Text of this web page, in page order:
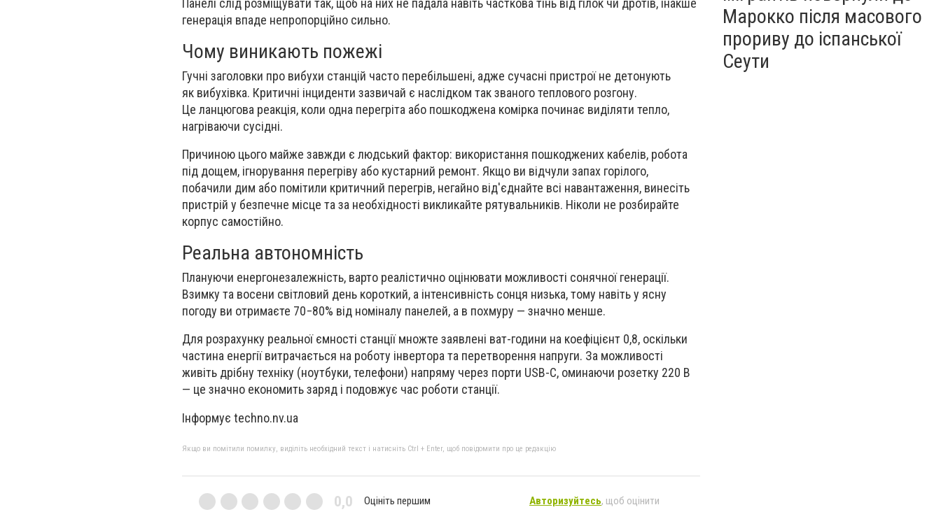
генерація впаде непропорційно сильно.
Чому виникають пожежі
Гучні заголовки про вибухи станцій часто перебільшені, адже сучасні пристрої не детонують
як вибухівка. Критичні інциденти зазвичай є наслідком так званого теплового розгону.
Це ланцюгова реакція, коли одна перегріта або пошкоджена комірка починає виділяти тепло,
нагріваючи сусідні.
Причиною цього майже завжди є людський фактор: використання пошкоджених кабелів, робота
під дощем, ігнорування перегріву або кустарний ремонт. Якщо ви відчули запах горілого,
побачили дим або помітили критичний перегрів, негайно від'єднайте всі навантаження, винесіть
пристрій у безпечне місце та за необхідності викликайте рятувальників. Ніколи не розбирайте
корпус самостійно.
Реальна автономність
Плануючи енергонезалежність, варто реалістично оцінювати можливості сонячної генерації.
Взимку та восени світловий день короткий, а інтенсивність сонця низька, тому навіть у ясну
погоду ви отримаєте 70−80% від номіналу панелей, а в похмуру — значно менше.
Для розрахунку реальної ємності станції множте заявлені ват-години на коефіцієнт 0,8, оскільки
частина енергії витрачається на роботу інвертора та перетворення напруги. За можливості
живіть дрібну техніку (ноутбуки, телефони) напряму через порти USB-C, оминаючи розетку 220 В
— це значно економить заряд і подовжує час роботи станції.
Інформує techno.nv.ua
Якщо ви помітили помилку, виділіть необхідний текст і натисніть Ctrl + Enter, щоб повідомити про це редакцію
0,0 Оцініть першим Авторизуйтесь, щоб оцінити
Марокко після масового
прориву до іспанської
Сеути